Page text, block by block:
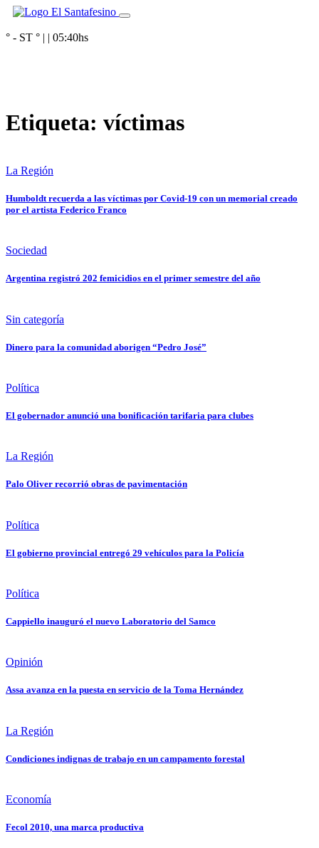
° - ST ° | | 05:40hs
Etiqueta: víctimas
La Región
Humboldt recuerda a las víctimas por Covid-19 con un memorial creado
por el artista Federico Franco
Sociedad
Argentina registró 202 femicidios en el primer semestre del año
Sin categoría
Dinero para la comunidad aborigen “Pedro José”
Política
El gobernador anunció una bonificación tarifaria para clubes
La Región
Palo Oliver recorrió obras de pavimentación
Política
El gobierno provincial entregó 29 vehículos para la Policía
Política
Cappiello inauguró el nuevo Laboratorio del Samco
Opinión
Assa avanza en la puesta en servicio de la Toma Hernández
La Región
Condiciones indignas de trabajo en un campamento forestal
Economía
Fecol 2010, una marca productiva